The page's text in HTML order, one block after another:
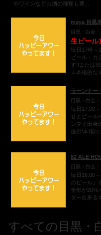
やワインなどお酒の種類も豊...
maya 目黒
目黒・白金・
生ビール
毎日17時～
ビール・カ
す!!または
☆本格的な
ラーンナー
目黒・白金・
毎日17:00
せとビール
ンマイ出身
提供!本場の
82 ALE
目黒・白金・
毎日16:00
のビール』
全部が20%
ダー出来る
すべての目黒・